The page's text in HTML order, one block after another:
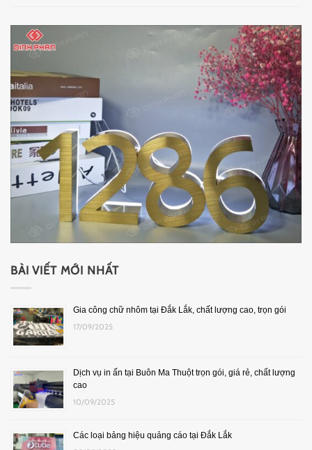
BÀI VIẾT MỚI NHẤT
Gia công chữ nhôm tại Đắk Lắk, chất lượng cao, trọn gói
17/09/2025
Dịch vụ in ấn tại Buôn Ma Thuột trọn gói, giá rẻ, chất lượng
cao
10/09/2025
Các loại bảng hiệu quảng cáo tại Đắk Lắk